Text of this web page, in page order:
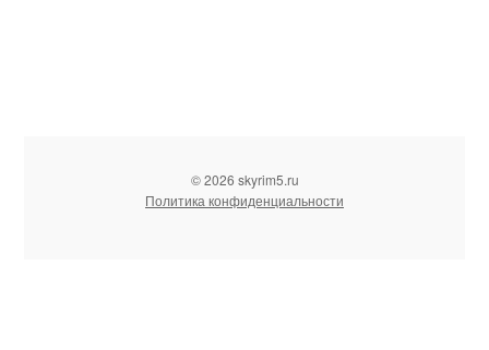
© 2026 skyrim5.ru
Политика конфиденциальности